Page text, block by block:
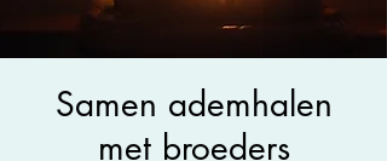
Samen ademhalen
met broeders